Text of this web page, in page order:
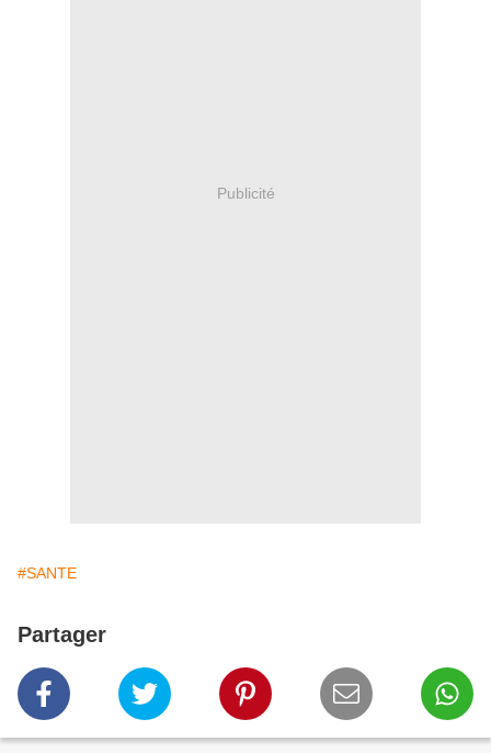
Publicité
#SANTE
Partager